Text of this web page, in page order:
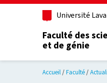
Aller au contenu
Université
Faculté des
et de génie
Accueil Faculté